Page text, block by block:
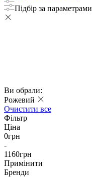
Підбір за параметрами
Ви обрали:
Рожевий
Очистити все
Фільтр
Ціна
0грн
-
1160грн
Примінити
Бренди